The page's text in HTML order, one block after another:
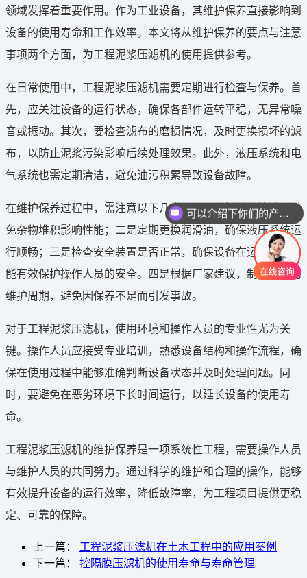
领域发挥着重要作用。作为工业设备，其维护保养直接影响到
设备的使用寿命和工作效率。本文将从维护保养的要点与注意
事项两个方面，为工程泥浆压滤机的使用提供参考。
在日常使用中，工程泥浆压滤机需要定期进行检查与保养。首
先，应关注设备的运行状态，确保各部件运转平稳，无异常噪
音或振动。其次，要检查滤布的磨损情况，及时更换损坏的滤
布，以防止泥浆污染影响后续处理效果。此外，液压系统和电
气系统也需定期清洁，避免油污积累导致设备故障。
在维护保养过程中，需注意以下几点。一是保持设备清洁，避
免杂物堆积影响性能；二是定期更换润滑油，确保液压系统运
行顺畅；三是检查安全装置是否正常，确保设备在运行过程中
能有效保护操作人员的安全。四是根据厂家建议，制定合理的
维护周期，避免因保养不足而引发事故。
对于工程泥浆压滤机，使用环境和操作人员的专业性尤为关
键。操作人员应接受专业培训，熟悉设备结构和操作流程，确
保在使用过程中能够准确判断设备状态并及时处理问题。同
时，要避免在恶劣环境下长时间运行，以延长设备的使用寿
命。
工程泥浆压滤机的维护保养是一项系统性工程，需要操作人员
与维护人员的共同努力。通过科学的维护和合理的操作，能够
有效提升设备的运行效率，降低故障率，为工程项目提供更稳
定、可靠的保障。
上一篇： 工程泥浆压滤机在土木工程中的应用案例
下一篇： 控隔膜压滤机的使用寿命与寿命管理
可以介绍下你们的产品么